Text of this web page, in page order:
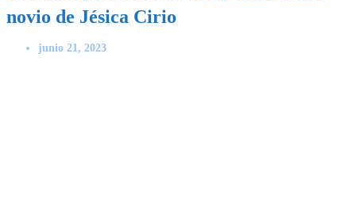
novio de Jésica Cirio
junio 21, 2023